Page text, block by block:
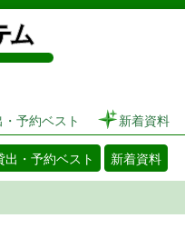
図書館 蔵書検索・予
・予約ベスト 新着資料
出・予約ベスト 新着資料